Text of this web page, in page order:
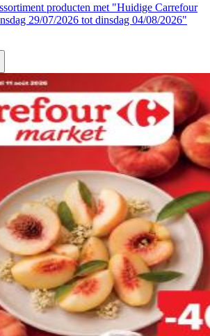
producten met "Huidige Carrefour
29/07/2026 tot dinsdag 04/08/2026"